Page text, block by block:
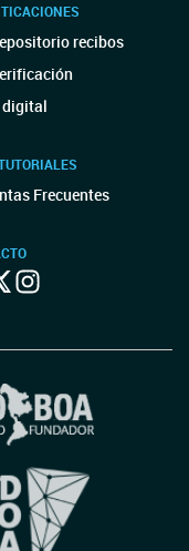
recibos
digital
Frecuentes